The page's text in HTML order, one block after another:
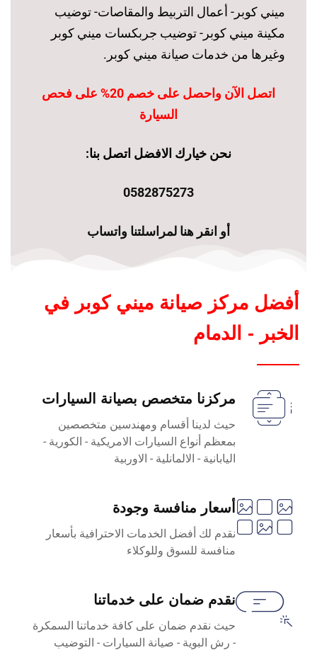
ميني كوبر- أعمال التربيط والمقاصات- توضيب
مكينة ميني كوبر- توضيب جربكسات ميني كوبر
وغيرها من خدمات صيانة ميني كوبر.
اتصل الآن واحصل على خصم 20% على فحص
السيارة
نحن خيارك الافضل اتصل بنا:
0582875273
أو انقر هنا لمراسلتنا واتساب
أفضل مركز صيانة ميني كوبر في
الخبر - الدمام
مركزنا متخصص بصيانة السيارات
حيث لدينا أقسام ومهندسين متخصصين
بمعظم أنواع السيارات الامريكية - الكورية -
اليابانية - الالمانلية - الاوربية
أسعار منافسة وجودة
نقدم لك أفضل الخدمات الاحترافية بأسعار
منافسة للسوق وللوكلاء
نقدم ضمان على خدماتنا
حيث نقدم ضمان على كافة خدماتنا السمكرة
- رش البوية - صيانة السيارات - التوضيب